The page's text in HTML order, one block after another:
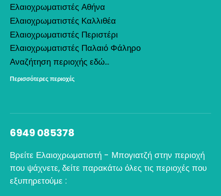
Ελαιοχρωματιστές Αθήνα
Ελαιοχρωματιστές Καλλιθέα
Ελαιοχρωματιστές Περιστέρι
Ελαιοχρωματιστές Παλαιό Φάληρο
Αναζήτηση περιοχής εδώ...
Περισσότερες περιοχές
6949 085378
Βρείτε Ελαιοχρωματιστή - Μπογιατζή στην περιοχή
που ψάχνετε, δείτε παρακάτω όλες τις περιοχές που
εξυπηρετούμε :